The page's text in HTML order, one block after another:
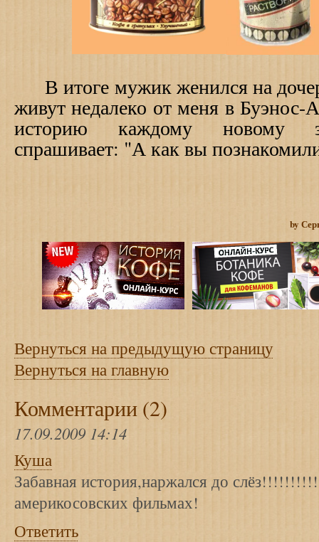
В итоге мужик женился на
живут недалеко от меня в Буэнос-
историю каждому новому
спрашивает: "А как вы
by
Вернуться на предыдущую страницу
Вернуться на главную
Комментарии (2)
17.09.2009 14:14
Куша
Забавная история,наржался до
америкосовских фильмах!
Ответить